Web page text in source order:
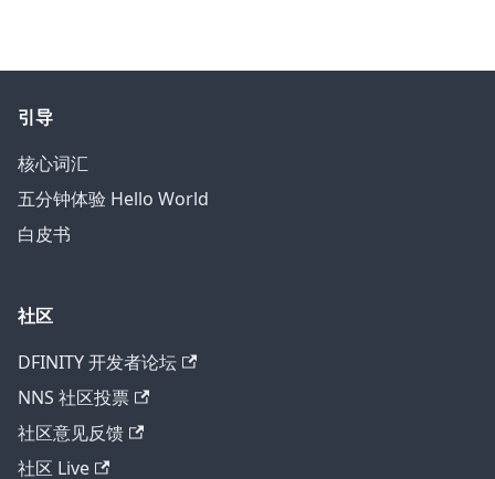
引导
核心词汇
五分钟体验 Hello World
白皮书
社区
DFINITY 开发者论坛
NNS 社区投票
社区意见反馈
社区 Live